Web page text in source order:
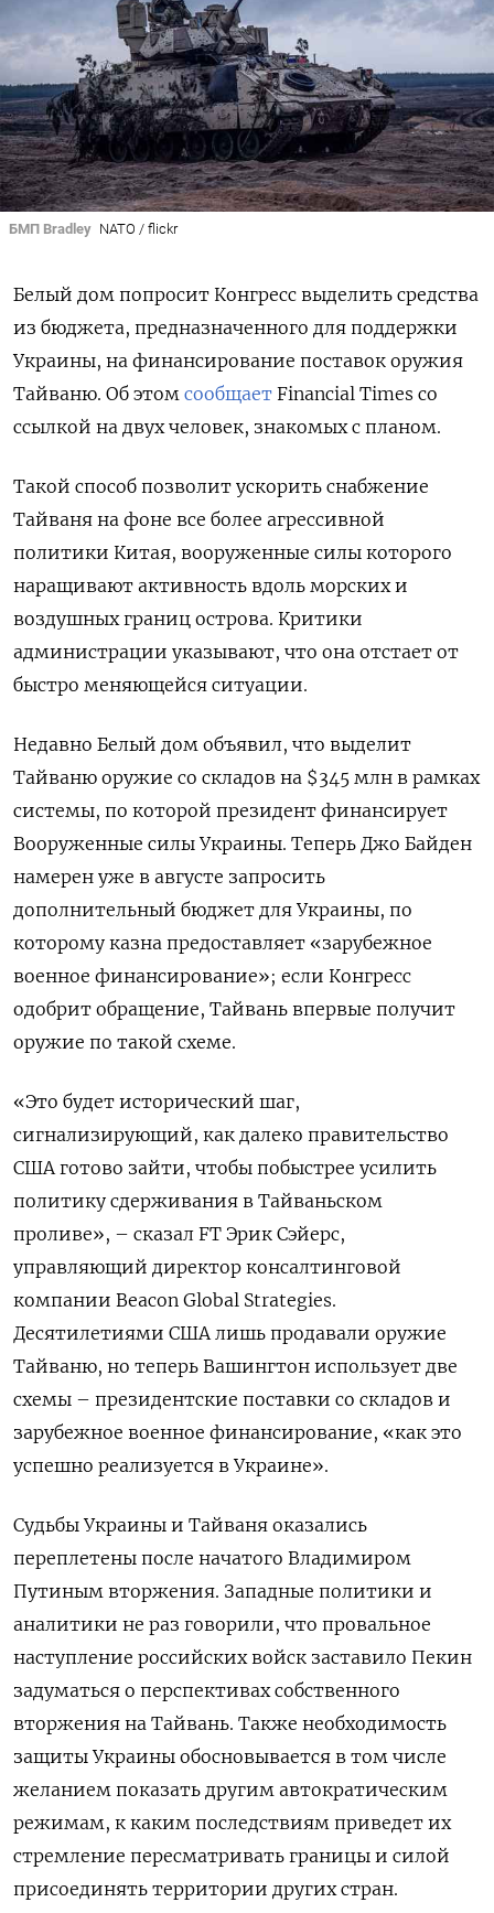
БМП Bradley NATO / flickr
Белый дом попросит Конгресс выделить средства
из бюджета, предназначенного для поддержки
Украины, на финансирование поставок оружия
Тайваню. Об этом сообщает Financial Times со
ссылкой на двух человек, знакомых с планом.
Такой способ позволит ускорить снабжение
Тайваня на фоне все более агрессивной
политики Китая, вооруженные силы которого
наращивают активность вдоль морских и
воздушных границ острова. Критики
администрации указывают, что она отстает от
быстро меняющейся ситуации.
Недавно Белый дом объявил, что выделит
Тайваню оружие со складов на $345 млн в рамках
системы, по которой президент финансирует
Вооруженные силы Украины. Теперь Джо Байден
намерен уже в августе запросить
дополнительный бюджет для Украины, по
которому казна предоставляет «зарубежное
военное финансирование»; если Конгресс
одобрит обращение, Тайвань впервые получит
оружие по такой схеме.
«Это будет исторический шаг,
сигнализирующий, как далеко правительство
США готово зайти, чтобы побыстрее усилить
политику сдерживания в Тайваньском
проливе», – сказал FT Эрик Сэйерс,
управляющий директор консалтинговой
компании Beacon Global Strategies.
Десятилетиями США лишь продавали оружие
Тайваню, но теперь Вашингтон использует две
схемы – президентские поставки со складов и
зарубежное военное финансирование, «как это
успешно реализуется в Украине».
Судьбы Украины и Тайваня оказались
переплетены после начатого Владимиром
Путиным вторжения. Западные политики и
аналитики не раз говорили, что провальное
наступление российских войск заставило Пекин
задуматься о перспективах собственного
вторжения на Тайвань. Также необходимость
защиты Украины обосновывается в том числе
желанием показать другим автократическим
режимам, к каким последствиям приведет их
стремление пересматривать границы и силой
присоединять территории других стран.